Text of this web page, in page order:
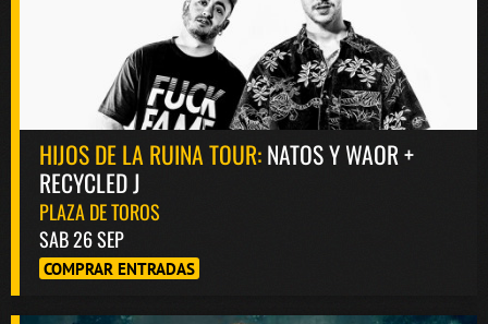
HIJOS DE LA RUINA TOUR:NATOS Y WAOR +
RECYCLED J
PLAZA DE TOROS
SAB 26 SEP
COMPRAR ENTRADAS